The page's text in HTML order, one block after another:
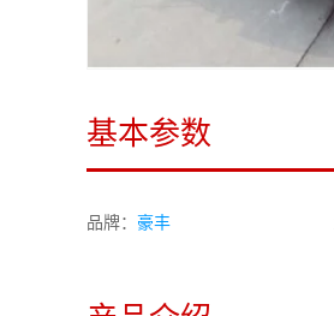
基本参数
品牌： 豪丰